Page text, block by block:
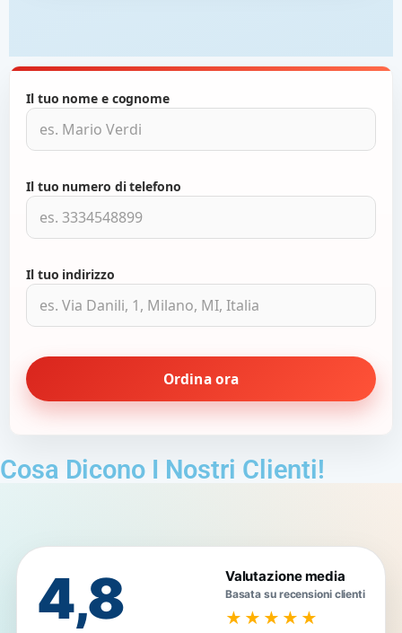
Il tuo nome e cognome
Il tuo numero di telefono
Il tuo indirizzo
Cosa Dicono I Nostri Clienti!
4,8 Valutazione media
Basata su recensioni clienti
★★★★★